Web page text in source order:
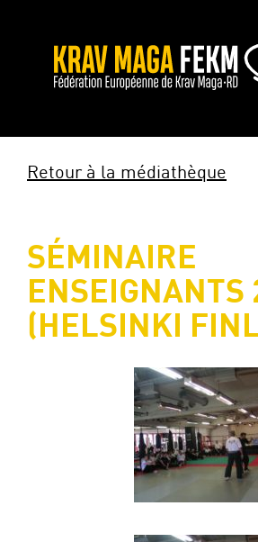
Retour à la médiathèque
SÉMINAIRE
ENSEIGNANTS
(HELSINKI